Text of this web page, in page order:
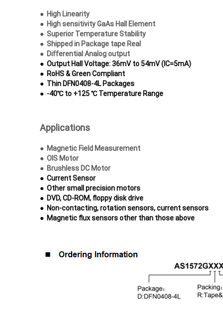
● High Linearity
● High sensitivity GaAs Hall Element
● Superior Temperature Stability
● Shipped in Package tape Real
● Differential Analog output
● Output Hall Voltage: 36mV to 54mV (IC=5mA)
● RoHS & Green Compliant
● Thin DFN0408-4L Packages
● -40℃ to +125 ℃ Temperature Range
Applications
● Magnetic Field Measurement
● OIS Motor
● Brushless DC Motor
● Current Sensor
● Other small precision motors
● DVD, CD-ROM, floppy disk drive
● Non-contacting, rotation sensors, currentsensors
● Magnetic flux sensors other than those above